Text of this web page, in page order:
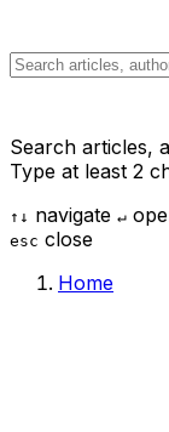
Search articles,
Type at least 2
↑ ↓ navigate ↵
esc close
Home